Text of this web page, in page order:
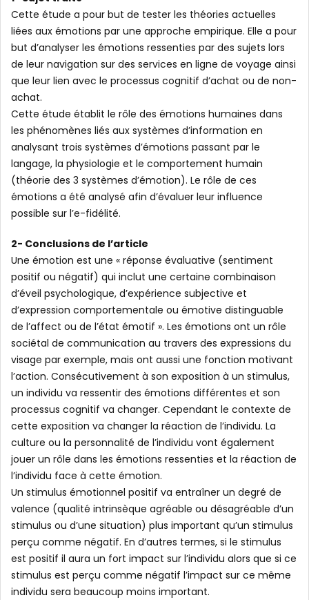
Cette étude a pour but de tester les théories actuelles
liées aux émotions par une approche empirique. Elle a pour
but d’analyser les émotions ressenties par des sujets lors
de leur navigation sur des services en ligne de voyage ainsi
que leur lien avec le processus cognitif d’achat ou de non-
achat.
Cette étude établit le rôle des émotions humaines dans
les phénomènes liés aux systèmes d’information en
analysant trois systèmes d’émotions passant par le
langage, la physiologie et le comportement humain
(théorie des 3 systèmes d’émotion). Le rôle de ces
émotions a été analysé afin d’évaluer leur influence
possible sur l’e-fidélité.
2- Conclusions de l’article
Une émotion est une « réponse évaluative (sentiment
positif ou négatif) qui inclut une certaine combinaison
d’éveil psychologique, d’expérience subjective et
d’expression comportementale ou émotive distinguable
de l’affect ou de l’état émotif ». Les émotions ont un rôle
sociétal de communication au travers des expressions du
visage par exemple, mais ont aussi une fonction motivant
l’action. Consécutivement à son exposition à un stimulus,
un individu va ressentir des émotions différentes et son
processus cognitif va changer. Cependant le contexte de
cette exposition va changer la réaction de l’individu. La
culture ou la personnalité de l’individu vont également
jouer un rôle dans les émotions ressenties et la réaction de
l’individu face à cette émotion.
Un stimulus émotionnel positif va entraîner un degré de
valence (qualité intrinsèque agréable ou désagréable d’un
stimulus ou d’une situation) plus important qu’un stimulus
perçu comme négatif. En d’autres termes, si le stimulus
est positif il aura un fort impact sur l’individu alors que si ce
stimulus est perçu comme négatif l’impact sur ce même
individu sera beaucoup moins important.